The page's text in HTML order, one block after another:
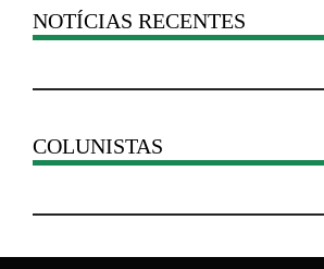
NOTÍCIAS RECENTES
COLUNISTAS